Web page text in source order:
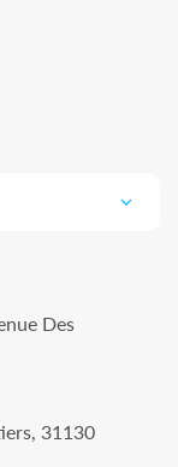
Des
31130